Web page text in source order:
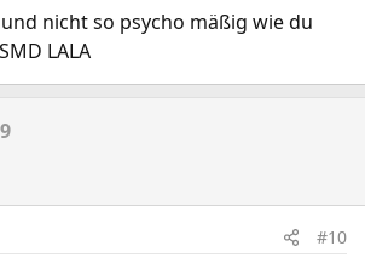
nicht so psycho mäßig wie du
LALA
#10